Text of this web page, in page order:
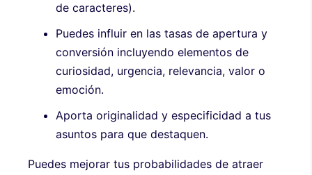
de caracteres).
Puedes influir en las tasas de apertura y
conversión incluyendo elementos de
curiosidad, urgencia, relevancia, valor o
emoción.
Aporta originalidad y especificidad a tus
asuntos para que destaquen.
Puedes mejorar tus probabilidades de atraer